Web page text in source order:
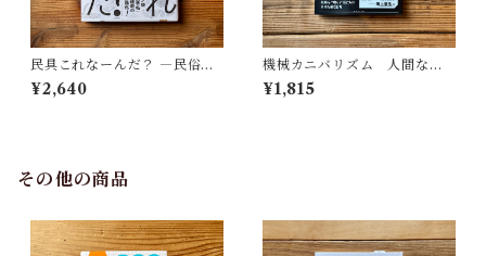
民具これなーんだ？ ―民俗学
者・宮本常一が美術大学に遺
した民具コレクション | 加藤幸
¥2,640
機械カニバリズム 人間なき
あとの人類学へ｜久保 明教
¥1,815
その他の商品